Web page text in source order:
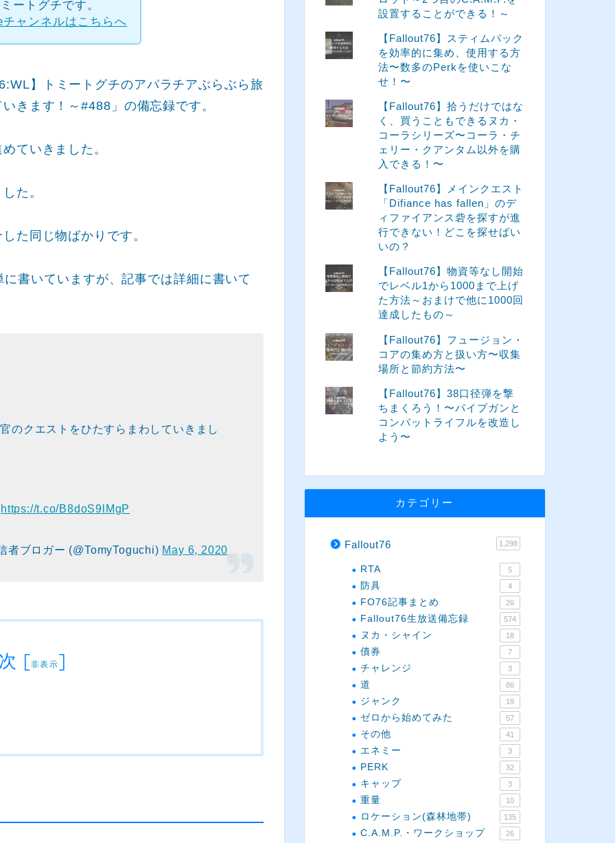
ートグチです。
ャンネルはこちらへ
】トミートグチのアパラチアぶらぶら旅
きます！～#488」の備忘録です。
ていきました。
た。
た同じ物ばかりです。
書いていますが、記事では詳細に書いて
のクエストをひたすらまわしていきまし
https://t.co/B8doS9lMgP
ブロガー (@TomyToguchi) May 6, 2020
[非表示]
設置することができる！～
【Fallout76】スティムパック
を効率的に集め、使用する方
法〜数多のPerkを使いこな
せ！〜
【Fallout76】拾うだけではな
く、買うこともできるヌカ・
コーラシリーズ〜コーラ・チ
ェリー・クアンタム以外を購
入できる！〜
【Fallout76】メインクエスト
「Difiance has fallen」のデ
ィファイアンス砦を探すが進
行できない！どこを探せばい
いの？
【Fallout76】物資等なし開始
でレベル1から1000まで上げ
た方法～おまけで他に1000回
達成したもの～
【Fallout76】フュージョン・
コアの集め方と扱い方〜収集
場所と節約方法〜
【Fallout76】38口径弾を撃
ちまくろう！〜パイプガンと
コンバットライフルを改造し
よう〜
カテゴリー
Fallout76 1,298
RTA 5
防具 4
FO76記事まとめ 26
Fallout76生放送備忘録 574
ヌカ・シャイン 18
債券 7
チャレンジ 3
道 86
ジャンク 19
ゼロから始めてみた 57
その他 41
エネミー 3
PERK 32
キャップ 3
重量 10
ロケーション(森林地帯) 135
C.A.M.P.・ワークショップ 26